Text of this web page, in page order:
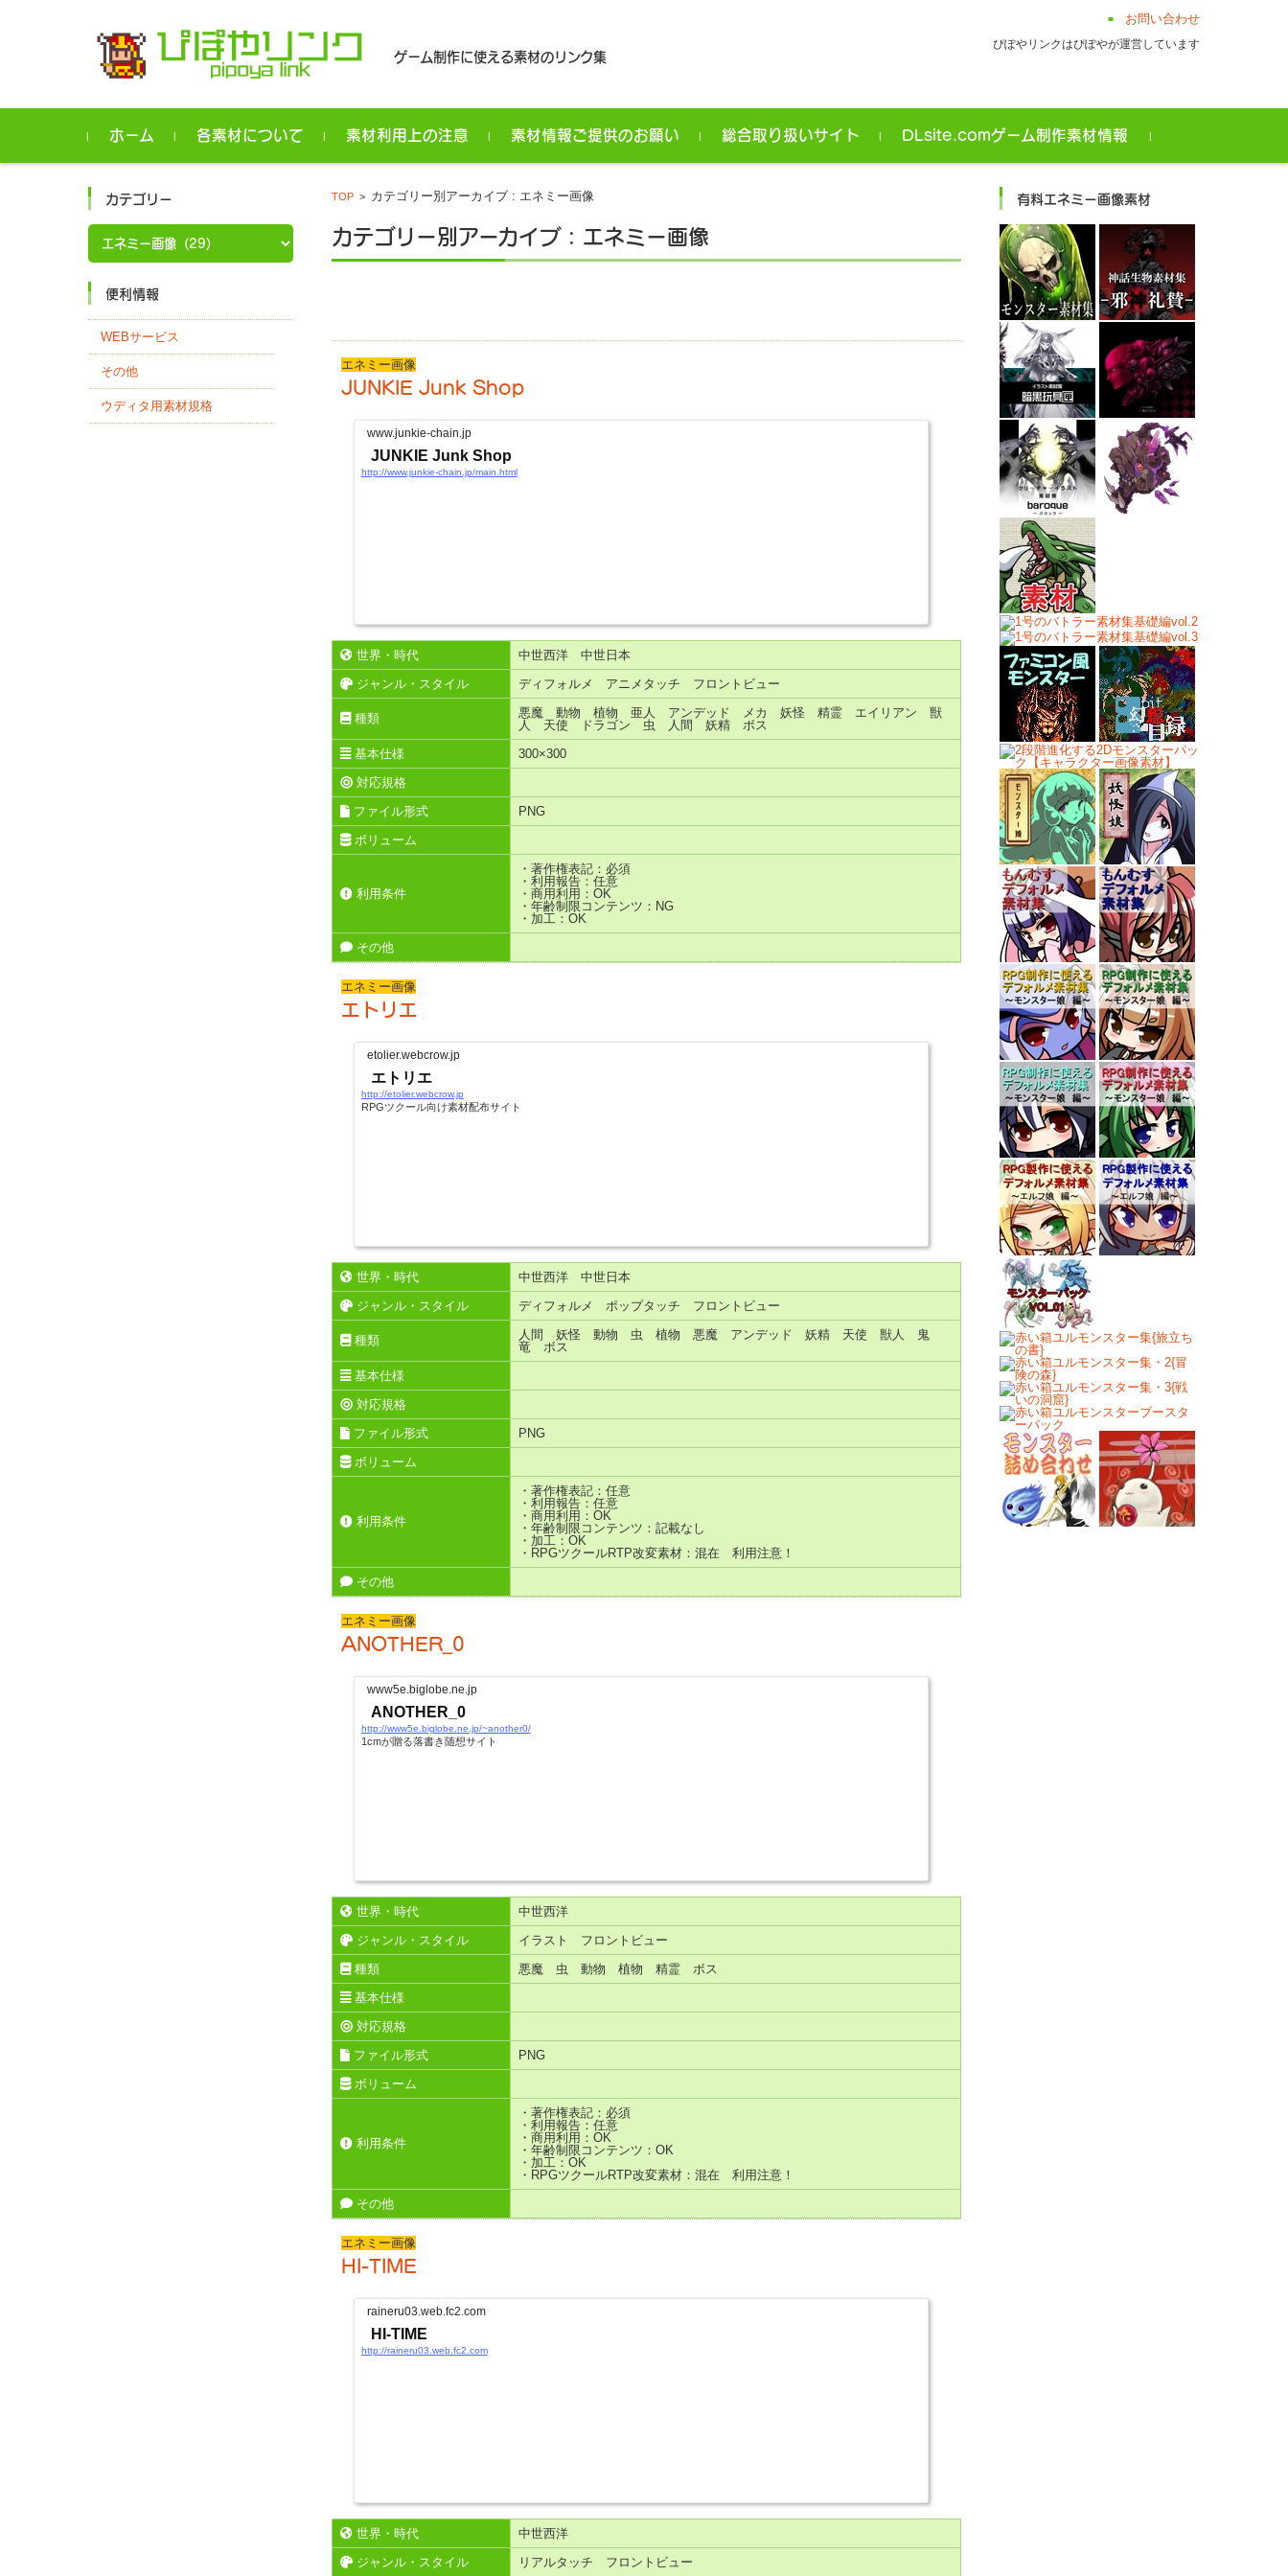
ゲーム制作に使える素材のリンク集
お問い合わせ
ぴぽやリンクはぴぽやが運営しています
コンテンツに移動
ホーム 各素材について 素材利用上の注意 素材情報ご提供のお願い 総合取り扱いサイト DLsite.comゲーム制作素材情報
TOP > カテゴリー別アーカイブ : エネミー画像
カテゴリー別アーカイブ : エネミー画像
エネミー画像
JUNKIE Junk Shop
www.junkie-chain.jp
JUNKIE Junk Shop
http://www.junkie-chain.jp/main.html
世界・時代
中世西洋 中世日本
ジャンル・スタイル
ディフォルメ アニメタッチ フロントビュー
種類
悪魔 動物 植物 亜人 アンデッド メカ 妖怪 精霊 エイリアン 獣
人 天使 ドラゴン 虫 人間 妖精 ボス
基本仕様
300×300
対応規格
ファイル形式
PNG
ボリューム
利用条件
・著作権表記：必須
・利用報告：任意
・商用利用：OK
・年齢制限コンテンツ：NG
・加工：OK
その他
エネミー画像
エトリエ
etolier.webcrow.jp
エトリエ
http://etolier.webcrow.jp
RPGツクール向け素材配布サイト
世界・時代
中世西洋 中世日本
ジャンル・スタイル
ディフォルメ ポップタッチ フロントビュー
種類
人間 妖怪 動物 虫 植物 悪魔 アンデッド 妖精 天使 獣人 鬼
竜 ボス
基本仕様
対応規格
ファイル形式
PNG
ボリューム
利用条件
・著作権表記：任意
・利用報告：任意
・商用利用：OK
・年齢制限コンテンツ：記載なし
・加工：OK
・RPGツクールRTP改変素材：混在 利用注意！
その他
エネミー画像
ANOTHER_0
www5e.biglobe.ne.jp
ANOTHER_0
http://www5e.biglobe.ne.jp/~another0/
1cmが贈る落書き随想サイト
世界・時代
中世西洋
ジャンル・スタイル
イラスト フロントビュー
種類
悪魔 虫 動物 植物 精霊 ボス
基本仕様
対応規格
ファイル形式
PNG
ボリューム
利用条件
・著作権表記：必須
・利用報告：任意
・商用利用：OK
・年齢制限コンテンツ：OK
・加工：OK
・RPGツクールRTP改変素材：混在 利用注意！
その他
エネミー画像
HI-TIME
raineru03.web.fc2.com
HI-TIME
http://raineru03.web.fc2.com
世界・時代
中世西洋
ジャンル・スタイル
リアルタッチ フロントビュー
カテゴリー
カ
リ
ー
便利情報
WEBサービス
その他
ウディタ用素材規格
有料エネミー画像素材